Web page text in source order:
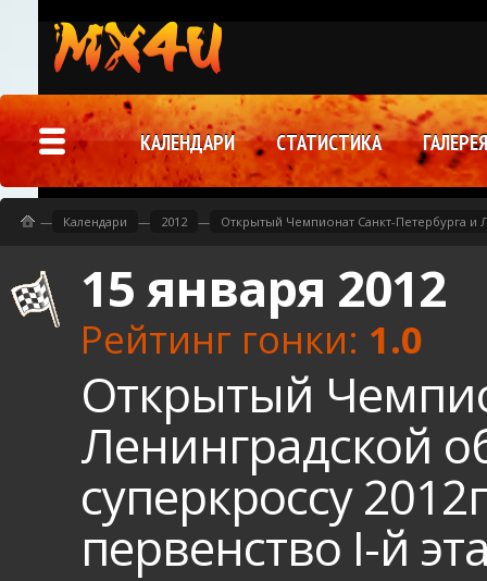
15 января 2012
Рейтинг гонки: 1.0
Открытый
Ленинградской
суперкроссу
первенство I-й
— Календари — 2012 — Открытый Чемпионат Санкт-Петербурга и
КАЛЕНДАРИ СТАТИСТИКА ГАЛЕРЕЯ